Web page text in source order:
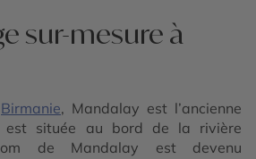
sur-mesure à
Birmanie, Mandalay est l’ancienne
est située au bord de la rivière
de Mandalay est devenu